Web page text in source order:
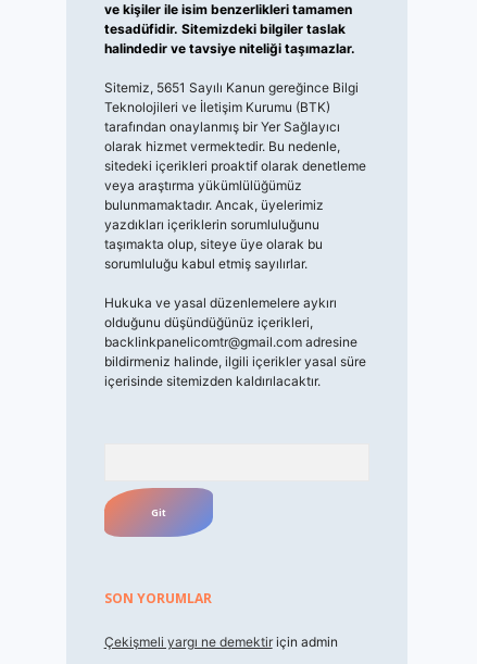
ve kişiler ile isim benzerlikleri tamamen
tesadüfidir. Sitemizdeki bilgiler taslak
halindedir ve tavsiye niteliği taşımazlar.
Sitemiz, 5651 Sayılı Kanun gereğince Bilgi
Teknolojileri ve İletişim Kurumu (BTK)
tarafından onaylanmış bir Yer Sağlayıcı
olarak hizmet vermektedir. Bu nedenle,
sitedeki içerikleri proaktif olarak denetleme
veya araştırma yükümlülüğümüz
bulunmamaktadır. Ancak, üyelerimiz
yazdıkları içeriklerin sorumluluğunu
taşımakta olup, siteye üye olarak bu
sorumluluğu kabul etmiş sayılırlar.
Hukuka ve yasal düzenlemelere aykırı
olduğunu düşündüğünüz içerikleri,
backlinkpanelicomtr@gmail.comadresine
bildirmeniz halinde, ilgili içerikler yasal süre
içerisinde sitemizden kaldırılacaktır.
SON YORUMLAR
Çekişmeli yargı ne demektiriçin admin